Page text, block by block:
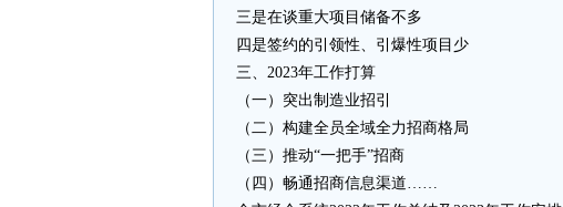
三是在谈重大项目储备不多
四是签约的引领性、引爆性项目少
三、2023年工作打算
（一）突出制造业招引
（二）构建全员全域全力招商格局
（三）推动“一把手”招商
（四）畅通招商信息渠道……